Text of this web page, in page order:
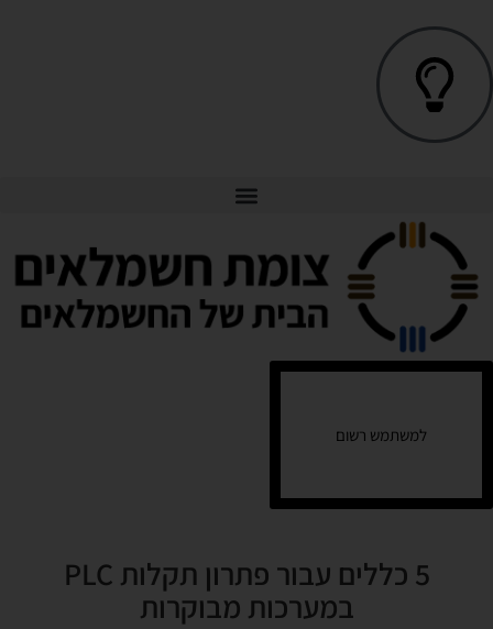
למשתמש רשום
5 כללים עבור פתרון תקלות PLC
במערכות מבוקרות